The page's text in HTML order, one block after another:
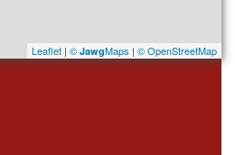
Leaflet | © JawgMaps | © OpenStreetMap